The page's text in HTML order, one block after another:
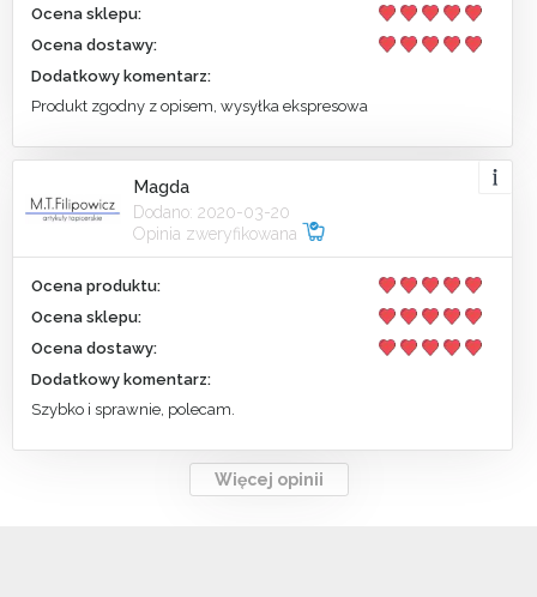
Ocena sklepu:
Ocena dostawy:
Dodatkowy komentarz:
Produkt zgodny z opisem, wysyłka ekspresowa
Magda
Dodano: 2020-03-20
Opinia zweryfikowana
Ocena produktu:
Ocena sklepu:
Ocena dostawy:
Dodatkowy komentarz:
Szybko i sprawnie, polecam.
Więcej opinii